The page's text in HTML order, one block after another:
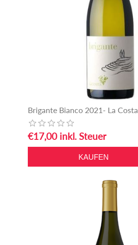
Brigante Bianco 2021- La Costa
€17,00 inkl. Steuer